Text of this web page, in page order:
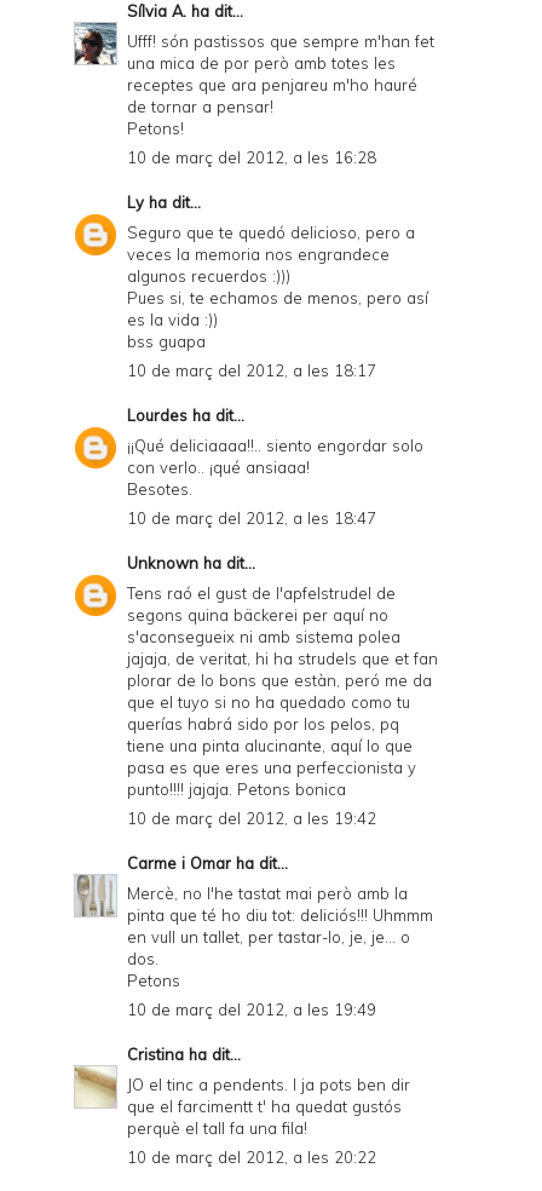
y
a
n
P
D
F
Sílvia A. ha dit...
Ufff! són pastissos que sempre m'han fet
una mica de por però amb totes les
receptes que ara penjareu m'ho hauré
de tornar a pensar!
Petons!
10 de març del 2012, a les 16:28
Lyha dit...
Seguro que te quedó delicioso, pero a
veces la memoria nos engrandece
algunos recuerdos :)))
Pues si, te echamos de menos, pero así
es la vida :))
bss guapa
10 de març del 2012, a les 18:17
Lourdes ha dit...
¡¡Qué deliciaaaa!!.. siento engordar solo
con verlo.. ¡qué ansiaaa!
Besotes.
10 de març del 2012, a les 18:47
Unknown ha dit...
Tens raó el gust de l'apfelstrudel de
segons quina bäckerei per aquí no
s'aconsegueix ni amb sistema polea
jajaja, de veritat, hi ha strudels que et fan
plorar de lo bons que estàn, peró me da
que el tuyo si no ha quedado como tu
querías habrá sido por los pelos, pq
tiene una pinta alucinante, aquí lo que
pasa es que eres una perfeccionista y
punto!!!! jajaja. Petons bonica
10 de març del 2012, a les 19:42
Carme i Omar ha dit...
Mercè, no l'he tastat mai però amb la
pinta que té ho diu tot: deliciós!!! Uhmmm
en vull un tallet, per tastar-lo, je, je... o
dos.
Petons
10 de març del 2012, a les 19:49
Cristina ha dit...
JO el tinc a pendents. I ja pots ben dir
que el farcimentt t' ha quedat gustós
perquè el tall fa una fila!
10 de març del 2012, a les 20:22